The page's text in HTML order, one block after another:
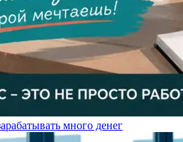
много денег